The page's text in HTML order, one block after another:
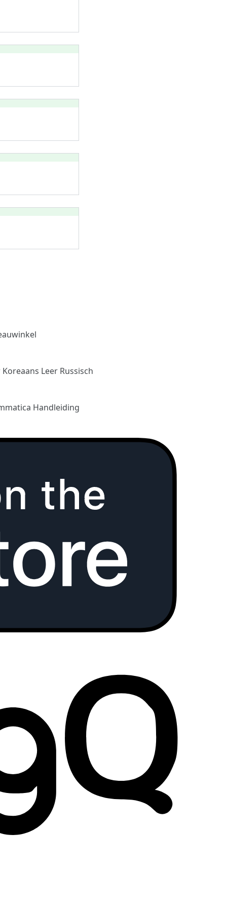
Koreaans Leer Russisch
Handleiding